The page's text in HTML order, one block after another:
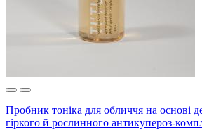
Пробник тоніка для обличчя на основі
гіркого й рослинного антикупероз-